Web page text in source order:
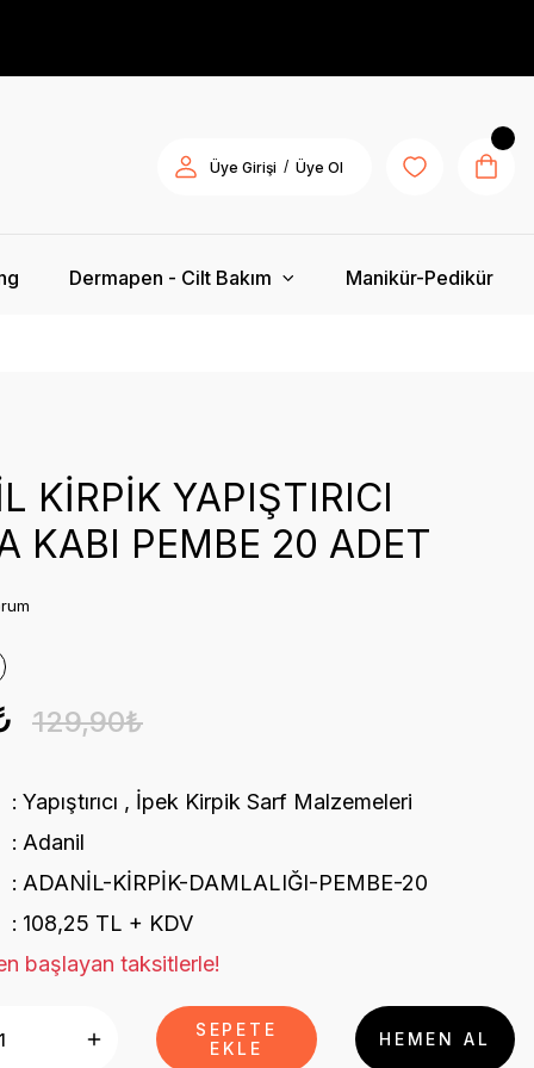
Üye Girişi / Üye Ol
Dermapen - Cilt Bakım Manikür-Pedikür
KİRPİK YAPIŞTIRICI
KABI PEMBE 20 ADET
129,90₺
Yapıştırıcı , İpek Kirpik Sarf Malzemeleri
Adanil
ADANİL-KİRPİK-DAMLALIĞI-PEMBE-20
108,25 TL + KDV
başlayan taksitlerle!
SEPETE
EKLE
HEMEN AL